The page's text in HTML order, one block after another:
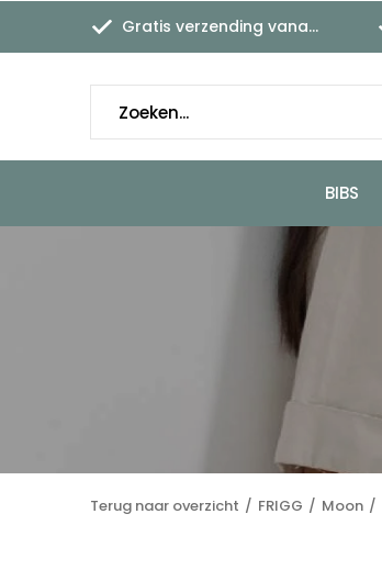
BIBS
Gratis verzending vanaf €45,-
Terug naar overzicht FRIGG Moon